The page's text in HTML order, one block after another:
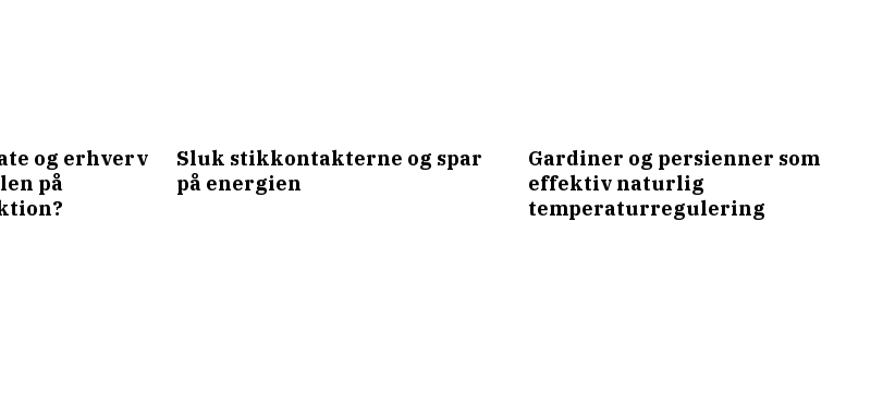
og erhverv
på
Sluk stikkontakterne og spar
på energien
Gardiner og persienner som
effektiv naturlig
temperaturregulering